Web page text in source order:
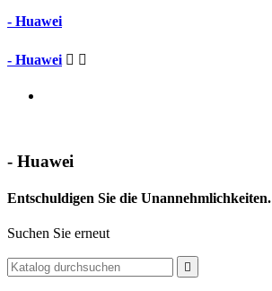
- Huawei
- Huawei  
- Huawei
Entschuldigen Sie die Unannehmlichkeiten.
Suchen Sie erneut
